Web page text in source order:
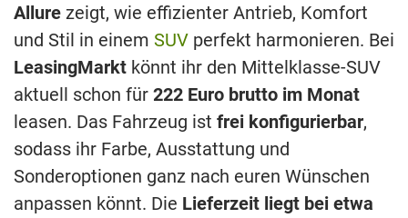
Allure zeigt, wie effizienter Antrieb, Komfort
und Stil in einem SUV perfekt harmonieren. Bei
LeasingMarkt könnt ihr den Mittelklasse-SUV
aktuell schon für 222 Euro brutto im Monat
leasen. Das Fahrzeug ist frei konfigurierbar,
sodass ihr Farbe, Ausstattung und
Sonderoptionen ganz nach euren Wünschen
anpassen könnt. Die Lieferzeit liegt bei etwa